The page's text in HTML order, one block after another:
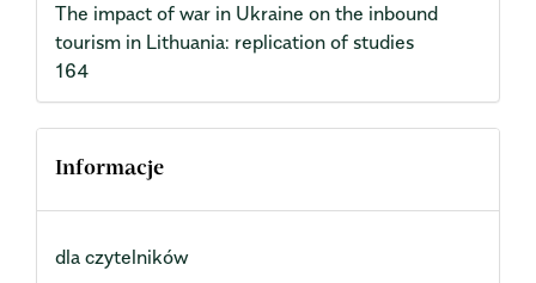
The impact of war in Ukraine on the inbound
tourism in Lithuania: replication of studies
164
Informacje
dla czytelników